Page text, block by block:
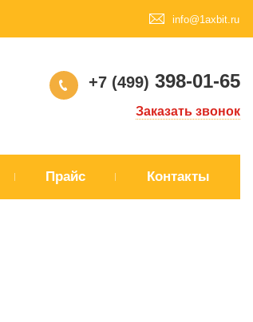
info@1axbit.ru
+7 (499) 398-01-65
Заказать звонок
Прайс Контакты